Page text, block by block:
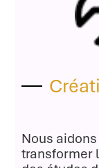
Nous
transformer